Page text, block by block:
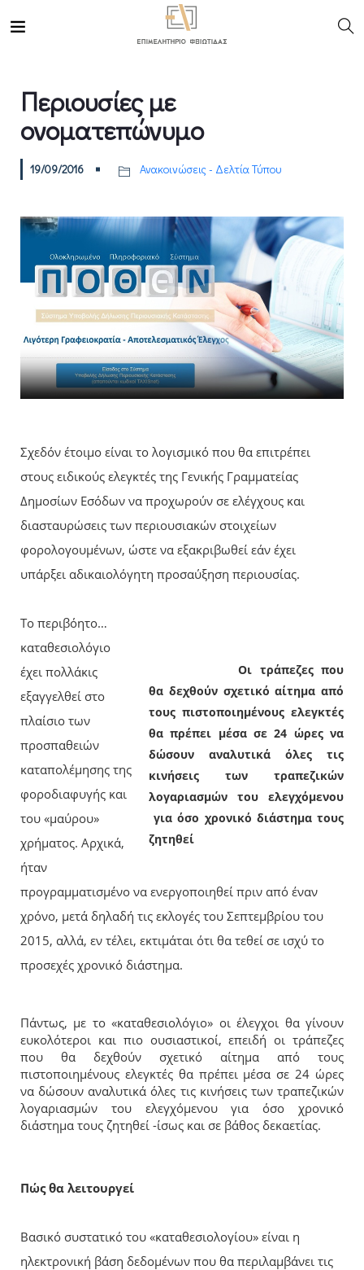
Περιουσίες με
ονοματεπώνυμο
19/09/2016 Ανακοινώσεις - Δελτία Τύπου
Σχεδόν έτοιμο είναι το λογισμικό που θα επιτρέπει
στους ειδικούς ελεγκτές της Γενικής Γραμματείας
Δημοσίων Εσόδων να προχωρούν σε ελέγχους και
διασταυρώσεις των περιουσιακών στοιχείων
φορολογουμένων, ώστε να εξακριβωθεί εάν έχει
υπάρξει αδικαιολόγητη προσαύξηση περιουσίας.
Οι τράπεζες που
θα δεχθούν σχετικό αίτημα από
τους πιστοποιημένους ελεγκτές
θα πρέπει μέσα σε 24 ώρες να
δώσουν αναλυτικά όλες τις
κινήσεις των τραπεζικών
λογαριασμών του ελεγχόμενου​
για όσο χρονικό διάστημα τους
ζητηθεί
Το περιβόητο…
καταθεσιολόγιο
έχει πολλάκις
εξαγγελθεί στο
πλαίσιο των
προσπαθειών
καταπολέμησης της
φοροδιαφυγής και
του «μαύρου»
χρήματος. Αρχικά,
ήταν
προγραμματισμένο να ενεργοποιηθεί πριν από έναν
χρόνο, μετά δηλαδή τις εκλογές του Σεπτεμβρίου του
2015, αλλά, εν τέλει, εκτιμάται ότι θα τεθεί σε ισχύ το
προσεχές χρονικό διάστημα.
Πάντως, με το «καταθεσιολόγιο» οι έλεγχοι θα γίνουν
ευκολότεροι και πιο ουσιαστικοί, επειδή οι τράπεζες
που θα δεχθούν σχετικό αίτημα από τους
πιστοποιημένους ελεγκτές θα πρέπει μέσα σε 24 ώρες
να δώσουν αναλυτικά όλες τις κινήσεις των τραπεζικών
λογαριασμών του ελεγχόμενου για όσο χρονικό
διάστημα τους ζητηθεί -ίσως και σε βάθος δεκαετίας.
Πώς θα λειτουργεί
Βασικό συστατικό του «καταθεσιολογίου» είναι η
ηλεκτρονική βάση δεδομένων που θα περιλαμβάνει τις